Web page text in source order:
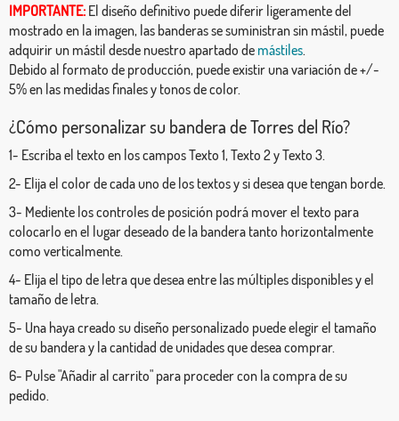
IMPORTANTE: El diseño definitivo puede diferir ligeramente del
mostrado en la imagen, las banderas se suministran sin mástil, puede
adquirir un mástil desde nuestro apartado de mástiles.
Debido al formato de producción, puede existir una variación de +/-
5% en las medidas finales y tonos de color.
¿Cómo personalizar su bandera de Torres del Río?
1- Escriba el texto en los campos Texto 1, Texto 2 y Texto 3.
2- Elija el color de cada uno de los textos y si desea que tengan borde.
3- Mediente los controles de posición podrá mover el texto para
colocarlo en el lugar deseado de la bandera tanto horizontalmente
como verticalmente.
4- Elija el tipo de letra que desea entre las múltiples disponibles y el
tamaño de letra.
5- Una haya creado su diseño personalizado puede elegir el tamaño
de su bandera y la cantidad de unidades que desea comprar.
6- Pulse "Añadir al carrito" para proceder con la compra de su
pedido.